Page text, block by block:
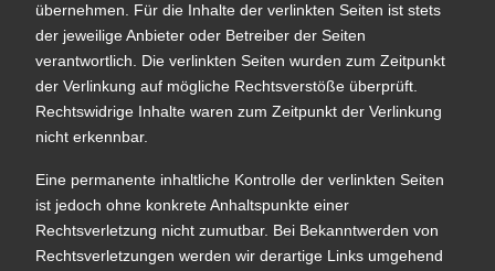
übernehmen. Für die Inhalte der verlinkten Seiten ist stets
der jeweilige Anbieter oder Betreiber der Seiten
verantwortlich. Die verlinkten Seiten wurden zum Zeitpunkt
der Verlinkung auf mögliche Rechtsverstöße überprüft.
Rechtswidrige Inhalte waren zum Zeitpunkt der Verlinkung
nicht erkennbar.
Eine permanente inhaltliche Kontrolle der verlinkten Seiten
ist jedoch ohne konkrete Anhaltspunkte einer
Rechtsverletzung nicht zumutbar. Bei Bekanntwerden von
Rechtsverletzungen werden wir derartige Links umgehend